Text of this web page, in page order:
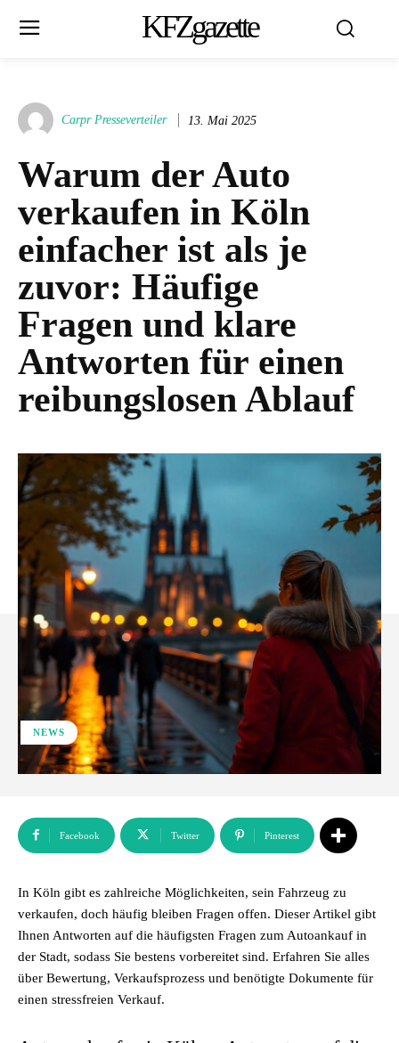
KFZgazette
Carpr Presseverteiler 13. Mai 2025
Warum der Auto
verkaufen in Köln
einfacher ist als je
zuvor: Häufige
Fragen und klare
Antworten für einen
reibungslosen Ablauf
NEWS
Facebook Twitter Pinterest
In Köln gibt es zahlreiche Möglichkeiten, sein Fahrzeug zu
verkaufen, doch häufig bleiben Fragen offen. Dieser Artikel gibt
Ihnen Antworten auf die häufigsten Fragen zum Autoankauf in
der Stadt, sodass Sie bestens vorbereitet sind. Erfahren Sie alles
über Bewertung, Verkaufsprozess und benötigte Dokumente für
einen stressfreien Verkauf.